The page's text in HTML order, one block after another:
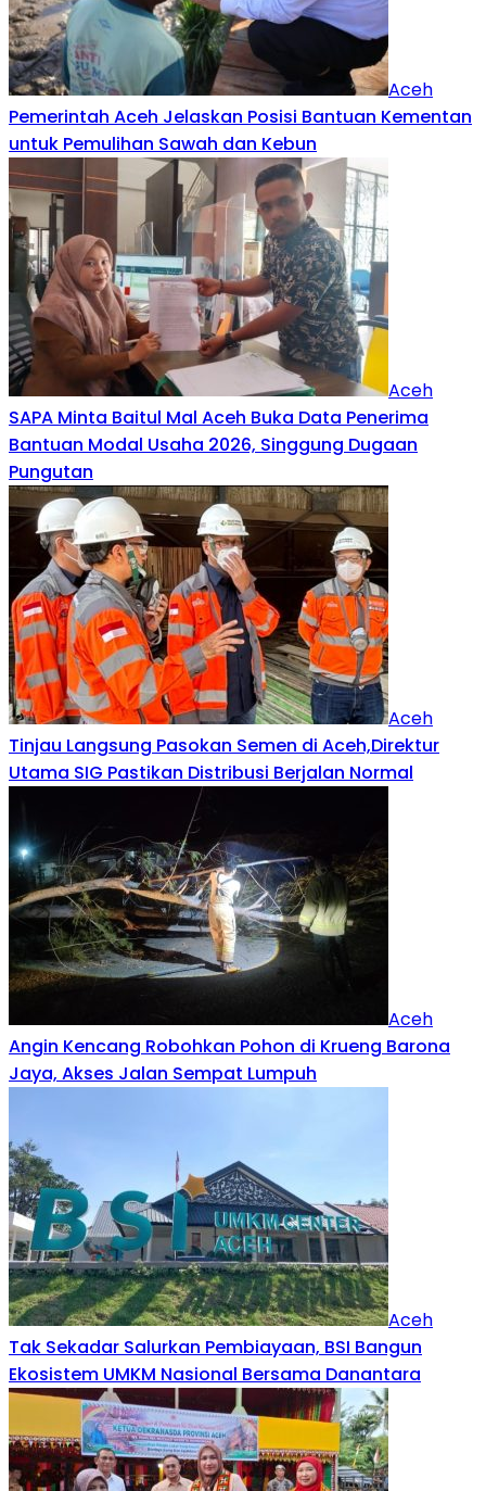
Aceh
Pemerintah Aceh Jelaskan Posisi Bantuan Kementan
untuk Pemulihan Sawah dan Kebun
Aceh
SAPA Minta Baitul Mal Aceh Buka Data Penerima
Bantuan Modal Usaha 2026, Singgung Dugaan
Pungutan
Aceh
Tinjau Langsung Pasokan Semen di Aceh,Direktur
Utama SIG Pastikan Distribusi Berjalan Normal
Aceh
Angin Kencang Robohkan Pohon di Krueng Barona
Jaya, Akses Jalan Sempat Lumpuh
Aceh
Tak Sekadar Salurkan Pembiayaan, BSI Bangun
Ekosistem UMKM Nasional Bersama Danantara